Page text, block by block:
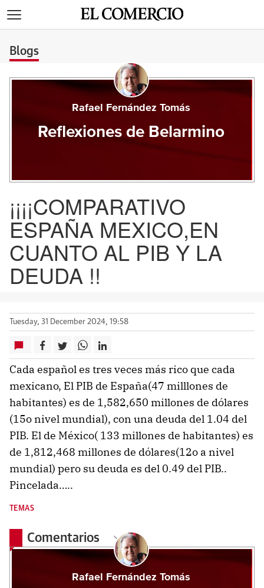
Blogs
Rafael Fernández Tomás
Reflexiones de Belarmino
¡¡¡¡COMPARATIVO
ESPAÑA MEXICO,EN
CUANTO AL PIB Y LA
DEUDA !!
Tuesday, 31 December 2024, 19:58
Cada español es tres veces más rico que cada
mexicano, El PIB de España(47 milllones de
habitantes) es de 1,582,650 millones de dólares
(15o nivel mundial), con una deuda del 1.04 del
PIB. El de México( 133 millones de habitantes) es
de 1,812,468 millones de dólares(12o a nivel
mundial) pero su deuda es del 0.49 del PIB..
Pincelada…..
TEMAS
Comentarios
Rafael Fernández Tomás